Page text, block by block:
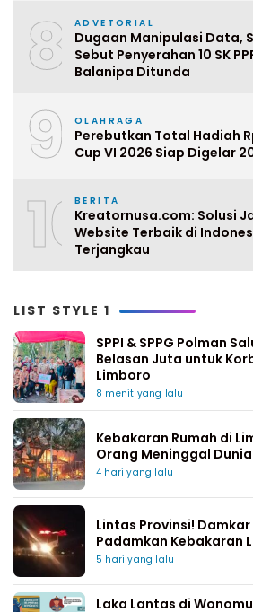
8 ADVETORIAL
Dugaan Manipulasi Data,
Sebut Penyerahan 10 SK
Balanipa Ditunda
9 OLAHRAGA
Perebutkan Total Hadiah
Cup VI 2026 Siap Digelar
10BERITA
Kreatornusa.com: Solusi
Website Terbaik di
Terjangkau
LIST STYLE 1
SPPI & SPPG Polman
Belasan Juta untuk
Limboro
8 menit yang lalu
Kebakaran Rumah di
Orang Meninggal Dunia
4 hari yang lalu
Lintas Provinsi!
Padamkan Kebakaran
5 hari yang lalu
Laka Lantas di